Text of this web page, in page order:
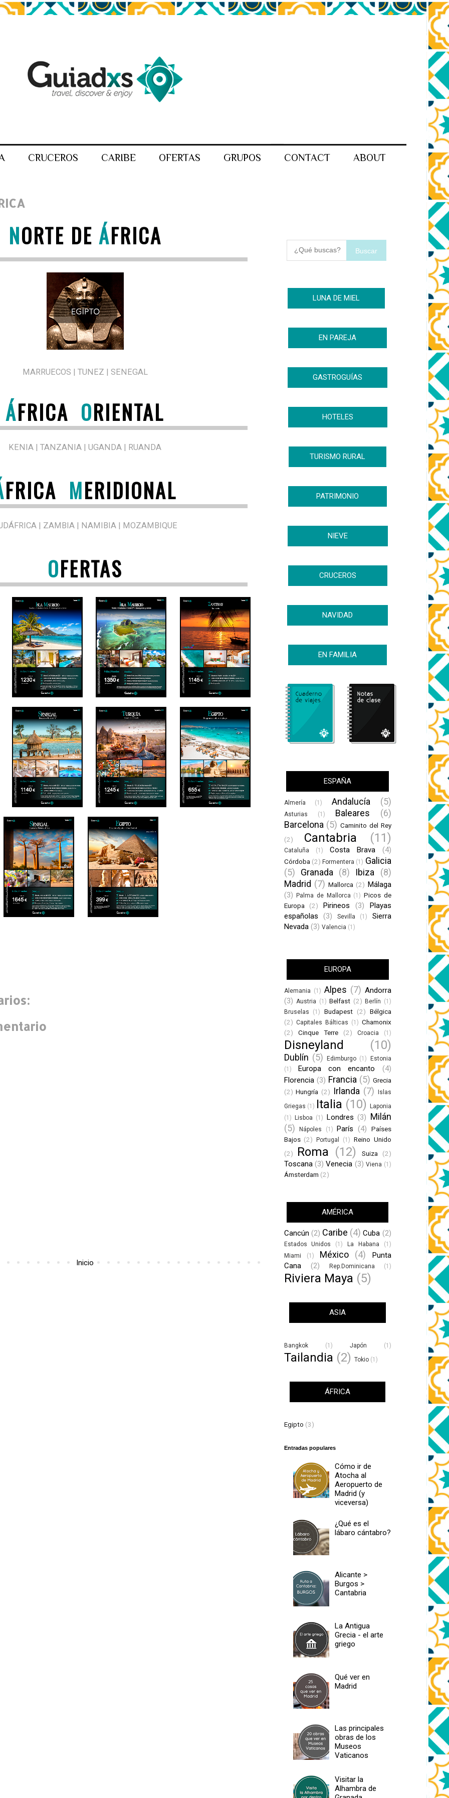
CRUCEROS CARIBE OFERTAS GRUPOS CONTACT ABOUT
NORTE DE ÁFRICA
MARRUECOS | TUNEZ | SENEGAL
ÁFRICA ORIENTAL
KENIA | TANZANIA | UGANDA | RUANDA
FRICA MERIDIONAL
| ZAMBIA | NAMIBIA | MOZAMBIQUE
OFERTAS
Inicio
Buscar
LUNA DE MIEL
EN PAREJA
GASTROGUÍAS
HOTELES
TURISMO RURAL
PATRIMONIO
NIEVE
CRUCEROS
NAVIDAD
EN FAMILIA
ESPAÑA
Almería (1) Andalucía (5)
Asturias (1) Baleares
(6)
Barcelona (5) Caminito del Rey
(2)
Cantabria (11)
Cataluña (1) Costa Brava (4)
Córdoba (2) Formentera (1) Galicia
(5)
Granada (8) Ibiza
(8)
Madrid (7) Mallorca (2) Málaga
(3)
Palma de Mallorca (1) Picos de
Europa
(2) Pirineos (3)
Playas
españolas
(3) Sevilla (1)
Sierra
Nevada (3) Valencia (1)
EUROPA
Alemania (1) Alpes (7) Andorra
(3) Austria (1) Belfast (2) Berlín (1)
Bruselas
(1) Budapest (2) Bélgica
(2) Capitales Bálticas (1) Chamonix
(2)
Cinque Terre (2) Croacia (1)
Disneyland (10)
Dublín (5) Edimburgo (1)
Estonia
(1)
Europa con encanto
(4)
Florencia (3) Francia (5) Grecia
(2) Hungría (2) Irlanda (7)
Islas
Griegas (1) Italia (10)
Laponia
(1)
Lisboa (1) Londres (3) Milán
(5)
Nápoles (1) París (4)
Países
Bajos (2) Portugal (1) Reino Unido
(2)
Roma (12) Suiza (2)
Toscana (3) Venecia (3) Viena (1)
Ámsterdam (2)
AMÉRICA
Cancún (2) Caribe (4) Cuba (2)
Estados Unidos (1) La Habana
(1)
Miami
(1) México (4)
Punta
Cana
(2) Rep.Dominicana (1)
Riviera Maya (5)
ASIA
Bangkok (1) Japón (1)
Tailandia (2) Tokio (1)
ÁFRICA
Egipto (3)
Entradas populares
Cómo ir de
Atocha al
Aeropuerto de
Madrid (y
viceversa)
¿Qué es el
lábaro cántabro?
Alicante >
Burgos >
Cantabria
La Antigua
Grecia - el arte
griego
Qué ver en
Madrid
Las principales
obras de los
Museos
Vaticanos
Visitar la
Alhambra de